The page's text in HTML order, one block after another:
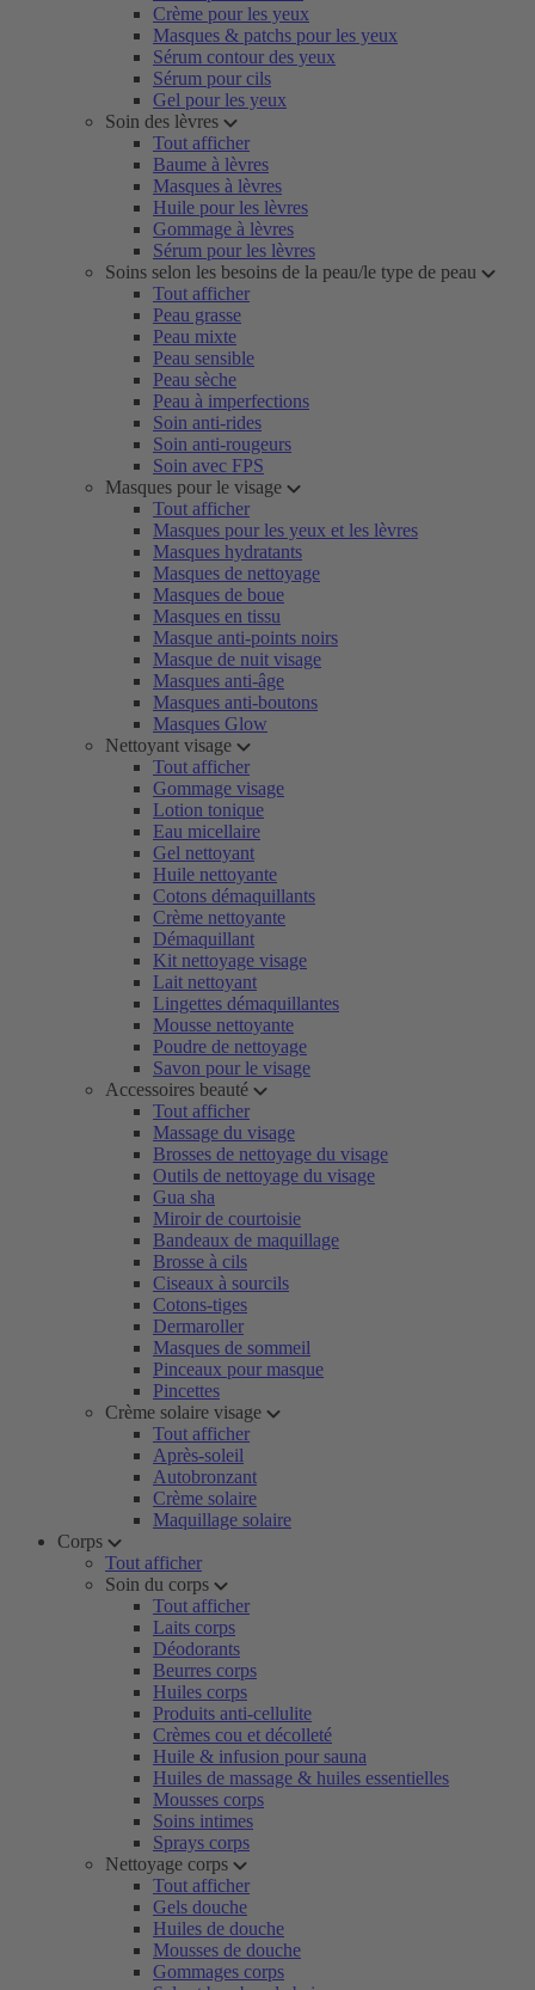
Crème pour les yeux
Masques & patchs pour les yeux
Sérum contour des yeux
Sérum pour cils
Gel pour les yeux
Soin des lèvres
Tout afficher
Baume à lèvres
Masques à lèvres
Huile pour les lèvres
Gommage à lèvres
Sérum pour les lèvres
Soins selon les besoins de la peau/le type de peau
Tout afficher
Peau grasse
Peau mixte
Peau sensible
Peau sèche
Peau à imperfections
Soin anti-rides
Soin anti-rougeurs
Soin avec FPS
Masques pour le visage
Tout afficher
Masques pour les yeux et les lèvres
Masques hydratants
Masques de nettoyage
Masques de boue
Masques en tissu
Masque anti-points noirs
Masque de nuit visage
Masques anti-âge
Masques anti-boutons
Masques Glow
Nettoyant visage
Tout afficher
Gommage visage
Lotion tonique
Eau micellaire
Gel nettoyant
Huile nettoyante
Cotons démaquillants
Crème nettoyante
Démaquillant
Kit nettoyage visage
Lait nettoyant
Lingettes démaquillantes
Mousse nettoyante
Poudre de nettoyage
Savon pour le visage
Accessoires beauté
Tout afficher
Massage du visage
Brosses de nettoyage du visage
Outils de nettoyage du visage
Gua sha
Miroir de courtoisie
Bandeaux de maquillage
Brosse à cils
Ciseaux à sourcils
Cotons-tiges
Dermaroller
Masques de sommeil
Pinceaux pour masque
Pincettes
Crème solaire visage
Tout afficher
Après-soleil
Autobronzant
Crème solaire
Maquillage solaire
Corps
Tout afficher
Soin du corps
Tout afficher
Laits corps
Déodorants
Beurres corps
Huiles corps
Produits anti-cellulite
Crèmes cou et décolleté
Huile & infusion pour sauna
Huiles de massage & huiles essentielles
Mousses corps
Soins intimes
Sprays corps
Nettoyage corps
Tout afficher
Gels douche
Huiles de douche
Mousses de douche
Gommages corps